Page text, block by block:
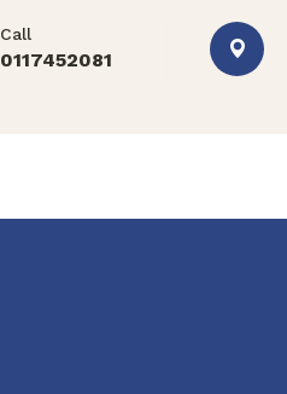
Call
0117452081